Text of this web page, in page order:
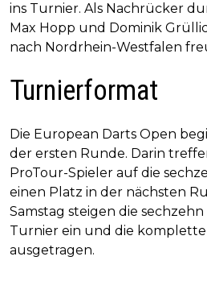
ins Turnier. Als Nachrücker
Max Hopp und Dominik
nach Nordrhein-Westfalen
Turnierformat
Die European Darts Open
der ersten Runde. Darin
ProTour-Spieler auf die
einen Platz in der nächsten
Samstag steigen die
Turnier ein und die
ausgetragen.